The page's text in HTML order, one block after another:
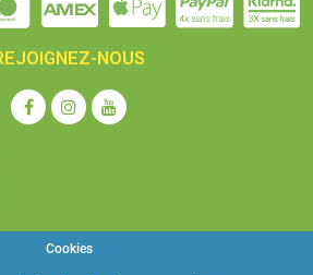
NOUS
Cookies